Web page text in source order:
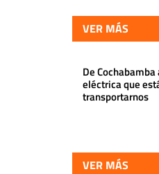
VER MÁS
De
eléctrica que
transportarnos
VER MÁS